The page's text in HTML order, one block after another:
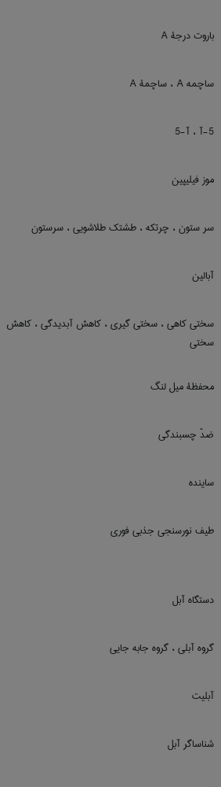
باروت درجۀ A
ساچمه A ، ساچمۀ A
5-آ ، آ-5
موز فیلیپین
سر ستون ، چرتکه ، طشتک طلاشویی ، سرستون
آبالین
سختی کاهی ، سختی گیری ، کاهش آبدیدگی ، کاهش
سختی
محفظۀ میل لنگ
ضدّ چسبندگی
ساینده
طیف نورسنجی جذبی فوری
دستگاه آبل
گروه آبلی ، گروه جابه جایی
آبلیت
شناساگر آبل